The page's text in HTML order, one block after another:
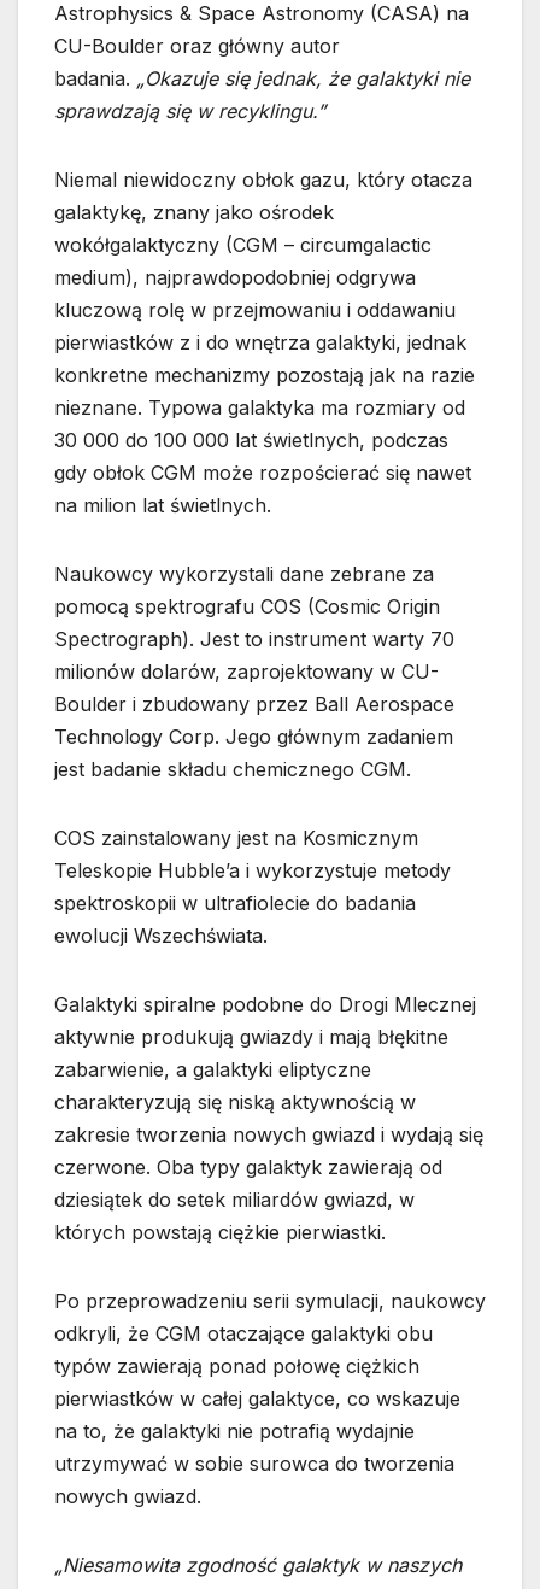
Astrophysics & Space Astronomy (CASA) na
CU-Boulder oraz główny autor
badania. „Okazuje się jednak, że galaktyki nie
sprawdzają się w recyklingu.”
Niemal niewidoczny obłok gazu, który otacza
galaktykę, znany jako ośrodek
wokółgalaktyczny (CGM – circumgalactic
medium), najprawdopodobniej odgrywa
kluczową rolę w przejmowaniu i oddawaniu
pierwiastków z i do wnętrza galaktyki, jednak
konkretne mechanizmy pozostają jak na razie
nieznane. Typowa galaktyka ma rozmiary od
30 000 do 100 000 lat świetlnych, podczas
gdy obłok CGM może rozpościerać się nawet
na milion lat świetlnych.
Naukowcy wykorzystali dane zebrane za
pomocą spektrografu COS (Cosmic Origin
Spectrograph). Jest to instrument warty 70
milionów dolarów, zaprojektowany w CU-
Boulder i zbudowany przez Ball Aerospace
Technology Corp. Jego głównym zadaniem
jest badanie składu chemicznego CGM.
COS zainstalowany jest na Kosmicznym
Teleskopie Hubble’a i wykorzystuje metody
spektroskopii w ultrafiolecie do badania
ewolucji Wszechświata.
Galaktyki spiralne podobne do Drogi Mlecznej
aktywnie produkują gwiazdy i mają błękitne
zabarwienie, a galaktyki eliptyczne
charakteryzują się niską aktywnością w
zakresie tworzenia nowych gwiazd i wydają się
czerwone. Oba typy galaktyk zawierają od
dziesiątek do setek miliardów gwiazd, w
których powstają ciężkie pierwiastki.
Po przeprowadzeniu serii symulacji, naukowcy
odkryli, że CGM otaczające galaktyki obu
typów zawierają ponad połowę ciężkich
pierwiastków w całej galaktyce, co wskazuje
na to, że galaktyki nie potrafią wydajnie
utrzymywać w sobie surowca do tworzenia
nowych gwiazd.
„Niesamowita zgodność galaktyk w naszych